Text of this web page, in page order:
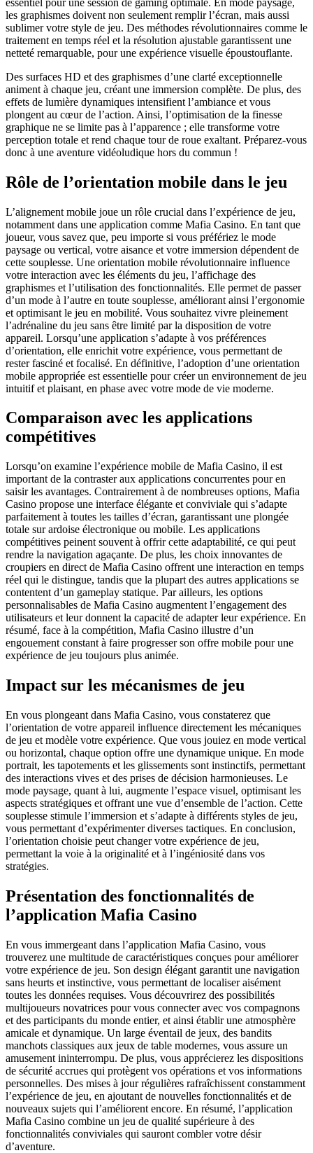
les graphismes doivent non seulement remplir l’écran, mais aussi
sublimer votre style de jeu. Des méthodes révolutionnaires comme le
traitement en temps réel et la résolution ajustable garantissent une
netteté remarquable, pour une expérience visuelle époustouflante.
Des surfaces HD et des graphismes d’une clarté exceptionnelle
animent à chaque jeu, créant une immersion complète. De plus, des
effets de lumière dynamiques intensifient l’ambiance et vous
plongent au cœur de l’action. Ainsi, l’optimisation de la finesse
graphique ne se limite pas à l’apparence ; elle transforme votre
perception totale et rend chaque tour de roue exaltant. Préparez-vous
donc à une aventure vidéoludique hors du commun !
Rôle de l’orientation mobile dans le jeu
L’alignement mobile joue un rôle crucial dans l’expérience de jeu,
notamment dans une application comme Mafia Casino. En tant que
joueur, vous savez que, peu importe si vous préfériez le mode
paysage ou vertical, votre aisance et votre immersion dépendent de
cette souplesse. Une orientation mobile révolutionnaire influence
votre interaction avec les éléments du jeu, l’affichage des
graphismes et l’utilisation des fonctionnalités. Elle permet de passer
d’un mode à l’autre en toute souplesse, améliorant ainsi l’ergonomie
et optimisant le jeu en mobilité. Vous souhaitez vivre pleinement
l’adrénaline du jeu sans être limité par la disposition de votre
appareil. Lorsqu’une application s’adapte à vos préférences
d’orientation, elle enrichit votre expérience, vous permettant de
rester fasciné et focalisé. En définitive, l’adoption d’une orientation
mobile appropriée est essentielle pour créer un environnement de jeu
intuitif et plaisant, en phase avec votre mode de vie moderne.
Comparaison avec les applications
compétitives
Lorsqu’on examine l’expérience mobile de Mafia Casino, il est
important de la contraster aux applications concurrentes pour en
saisir les avantages. Contrairement à de nombreuses options, Mafia
Casino propose une interface élégante et conviviale qui s’adapte
parfaitement à toutes les tailles d’écran, garantissant une plongée
totale sur ardoise électronique ou mobile. Les applications
compétitives peinent souvent à offrir cette adaptabilité, ce qui peut
rendre la navigation agaçante. De plus, les choix innovantes de
croupiers en direct de Mafia Casino offrent une interaction en temps
réel qui le distingue, tandis que la plupart des autres applications se
contentent d’un gameplay statique. Par ailleurs, les options
personnalisables de Mafia Casino augmentent l’engagement des
utilisateurs et leur donnent la capacité de adapter leur expérience. En
résumé, face à la compétition, Mafia Casino illustre d’un
engouement constant à faire progresser son offre mobile pour une
expérience de jeu toujours plus animée.
Impact sur les mécanismes de jeu
En vous plongeant dans Mafia Casino, vous constaterez que
l’orientation de votre appareil influence directement les mécaniques
de jeu et modèle votre expérience. Que vous jouiez en mode vertical
ou horizontal, chaque option offre une dynamique unique. En mode
portrait, les tapotements et les glissements sont instinctifs, permettant
des interactions vives et des prises de décision harmonieuses. Le
mode paysage, quant à lui, augmente l’espace visuel, optimisant les
aspects stratégiques et offrant une vue d’ensemble de l’action. Cette
souplesse stimule l’immersion et s’adapte à différents styles de jeu,
vous permettant d’expérimenter diverses tactiques. En conclusion,
l’orientation choisie peut changer votre expérience de jeu,
permettant la voie à la originalité et à l’ingéniosité dans vos
stratégies.
Présentation des fonctionnalités de
l’application Mafia Casino
En vous immergeant dans l’application Mafia Casino, vous
trouverez une multitude de caractéristiques conçues pour améliorer
votre expérience de jeu. Son design élégant garantit une navigation
sans heurts et instinctive, vous permettant de localiser aisément
toutes les données requises. Vous découvrirez des possibilités
multijoueurs novatrices pour vous connecter avec vos compagnons
et des participants du monde entier, et ainsi établir une atmosphère
amicale et dynamique. Un large éventail de jeux, des bandits
manchots classiques aux jeux de table modernes, vous assure un
amusement ininterrompu. De plus, vous apprécierez les dispositions
de sécurité accrues qui protègent vos opérations et vos informations
personnelles. Des mises à jour régulières rafraîchissent constamment
l’expérience de jeu, en ajoutant de nouvelles fonctionnalités et de
nouveaux sujets qui l’améliorent encore. En résumé, l’application
Mafia Casino combine un jeu de qualité supérieure à des
fonctionnalités conviviales qui sauront combler votre désir
d’aventure.